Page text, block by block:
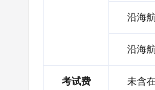
沿海
沿海
考试费 未含